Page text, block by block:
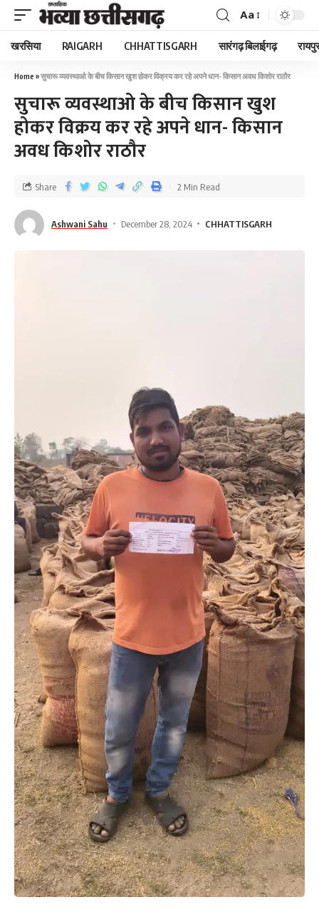
Aa
खरसिया RAIGARH CHHATTISGARH सारंगढ़ बिलाईगढ़
Home »सुचारू व्यवस्थाओ के बीच किसान खुश होकर विक्रय कर रहे अपने धान- किसान अवध किशोर राठौर
सुचारू व्यवस्थाओ के बीच किसान खुश
होकर विक्रय कर रहे अपने धान- किसान
अवध किशोर राठौर
Ashwani Sahu December 28, 2024 CHHATTISGARH
Share 2 Min Read